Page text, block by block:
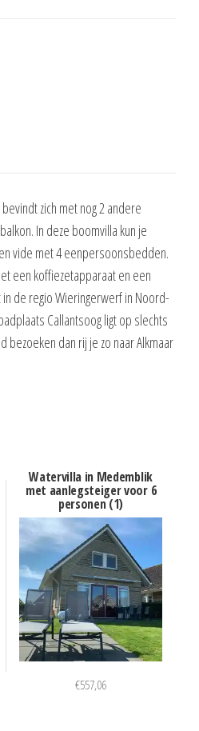
zich met nog 2 andere
In deze boomvilla kun je
vide met 4 eenpersoonsbedden.
een koffiezetapparaat en een
de regio Wieringerwerf in Noord-
Callantsoog ligt op slechts
bezoeken dan rij je zo naar Alkmaar
Watervilla in Medemblik
met aanlegsteiger voor 6
personen (1)
€557,06